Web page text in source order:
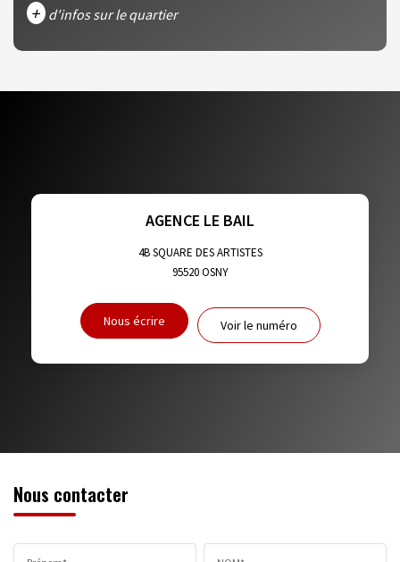
+ d'infos sur le quartier
DISTANCE DE L'AÉROPORT : SUPERFICIE :
RESTAURANTS ET CAFÉS COMMERCES
AGENCE LE BAIL
4B SQUARE DES ARTISTES
95520OSNY
Nous écrire Voir le numéro
Nous contacter